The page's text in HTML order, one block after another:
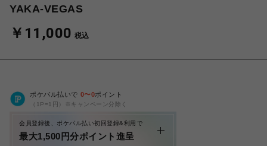
YAKA-VEGAS
￥11,000 税込
ポケパル払いで 0〜0ポイント
（1P=1円）※キャンペーン分除く
会員登録後、ポケパル払い初回登録&利用で
最大1,500円分ポイント進呈